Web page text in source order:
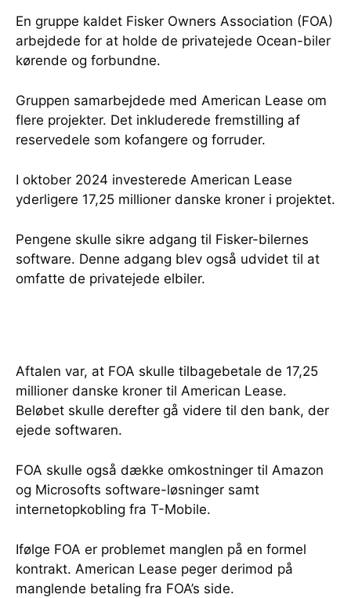
En gruppe kaldet Fisker Owners Association (FOA)
arbejdede for at holde de privatejede Ocean-biler
kørende og forbundne.
Gruppen samarbejdede med American Lease om
flere projekter. Det inkluderede fremstilling af
reservedele som kofangere og forruder.
I oktober 2024 investerede American Lease
yderligere 17,25 millioner danske kroner i projektet.
Pengene skulle sikre adgang til Fisker-bilernes
software. Denne adgang blev også udvidet til at
omfatte de privatejede elbiler.
Aftalen var, at FOA skulle tilbagebetale de 17,25
millioner danske kroner til American Lease.
Beløbet skulle derefter gå videre til den bank, der
ejede softwaren.
FOA skulle også dække omkostninger til Amazon
og Microsofts software-løsninger samt
internetopkobling fra T-Mobile.
Ifølge FOA er problemet manglen på en formel
kontrakt. American Lease peger derimod på
manglende betaling fra FOA’s side.